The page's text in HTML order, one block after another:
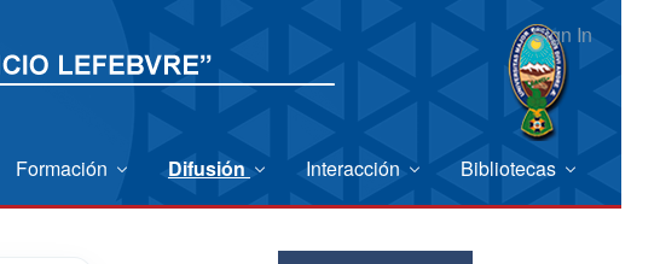
Sign In
Formación Difusión Interacción Bibliotecas